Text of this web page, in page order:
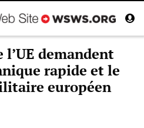
demandent
rapide et le
européen